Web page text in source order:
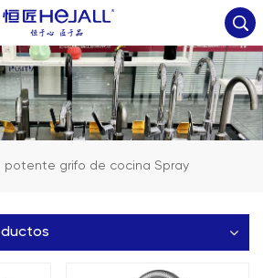
potente grifo de cocina Spray